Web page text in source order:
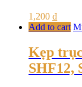
1,200 ₫
Add to cart
Kẹp
SHF12,